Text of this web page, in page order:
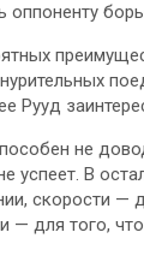
Рууд
не
успеет. В
скорости —
— для того,